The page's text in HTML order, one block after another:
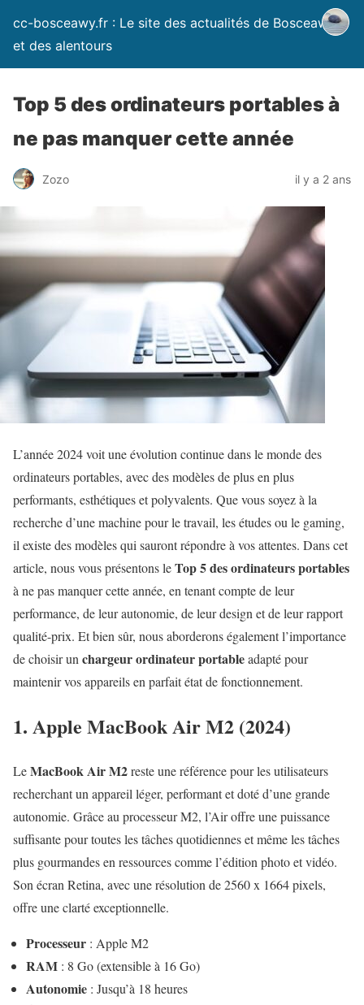
cc-bosceawy.fr : Le site des actualités de Bosceawy
et des alentours
Top 5 des ordinateurs portables à
ne pas manquer cette année
Zozo il y a 2 ans
L’année 2024 voit une évolution continue dans le monde des
ordinateurs portables, avec des modèles de plus en plus
performants, esthétiques et polyvalents. Que vous soyez à la
recherche d’une machine pour le travail, les études ou le gaming,
il existe des modèles qui sauront répondre à vos attentes. Dans cet
article, nous vous présentons leTop 5 des ordinateurs portables
à ne pas manquer cette année, en tenant compte de leur
performance, de leur autonomie, de leur design et de leur rapport
qualité-prix. Et bien sûr, nous aborderons également l’importance
de choisir un chargeur ordinateur portableadapté pour
maintenir vos appareils en parfait état de fonctionnement.
1. Apple MacBook Air M2 (2024)
LeMacBook Air M2reste une référence pour les utilisateurs
recherchant un appareil léger, performant et doté d’une grande
autonomie. Grâce au processeur M2, l’Air offre une puissance
suffisante pour toutes les tâches quotidiennes et même les tâches
plus gourmandes en ressources comme l’édition photo et vidéo.
Son écran Retina, avec une résolution de 2560 x 1664 pixels,
offre une clarté exceptionnelle.
Processeur : Apple M2
RAM : 8 Go (extensible à 16 Go)
Autonomie : Jusqu’à 18 heures